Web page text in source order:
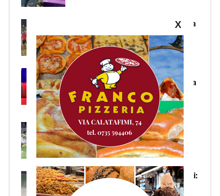
Samb Beach Soccer, rimonta da
impazzire: 8-5 al We Beach
Catania e Finale Scudetto!
Samb-Lanciano 4-0, Sgarbi:
«Voglio mettermi in gioco in una
piazza calda come San
Benedetto»
Samb-Lanciano 4-0, FOTO
Samb-Lanciano 4-0, Pierantoni:
«Samb ben organizzata,
X